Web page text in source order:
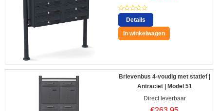
Details
In winkelwagen
Brievenbus 4-voudig met statief |
Antraciet | Model 51
Direct leverbaar